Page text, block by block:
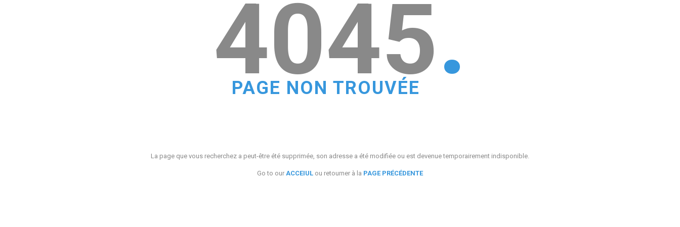
4045.
PAGE NON TROUVÉE
La page que vous recherchez a peut-être été supprimée, son adresse a été modifiée ou est devenue temporairement indisponible.
Go to our ACCEIUL ou retourner à la PAGE PRÉCÉDENTE